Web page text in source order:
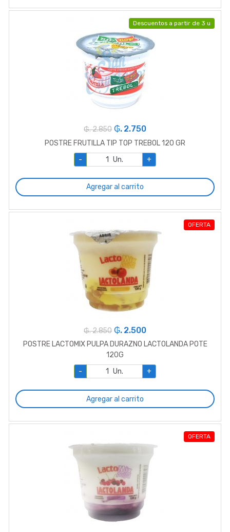
Descuentos a partir de 3 u
₲. 2.850 ₲. 2.750
POSTRE FRUTILLA TIP TOP TREBOL 120 GR
-
Un. +
Agregar al carrito
OFERTA
₲. 2.850 ₲. 2.500
POSTRE LACTOMIX PULPA DURAZNO LACTOLANDA POTE
120G
-
Un. +
Agregar al carrito
OFERTA